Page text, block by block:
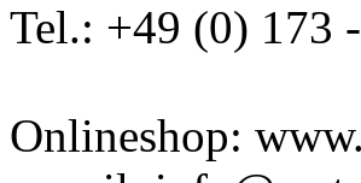
Tel.: +49 (0) 173
Onlineshop: